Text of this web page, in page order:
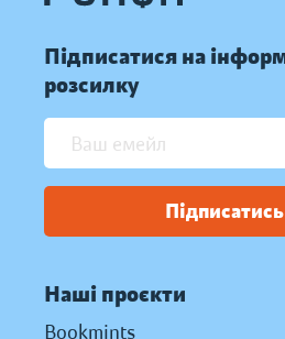
Підписатися на
розсилку
Підписатись
Наші проєкти
Bookmints